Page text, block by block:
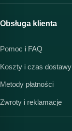
Obsługa klienta
Pomoc i FAQ
Koszty i czas dostawy
Metody płatności
Zwroty i reklamacje